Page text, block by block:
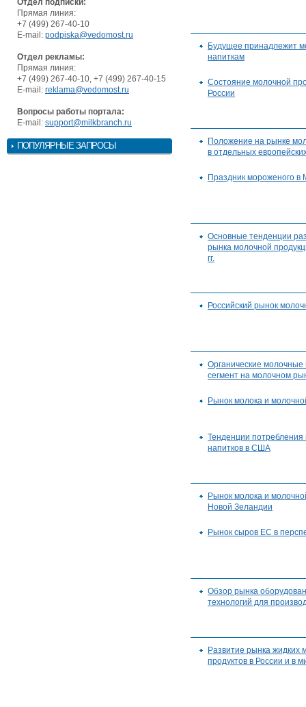
Отдел подписки:
Прямая линия:
+7 (499) 267-40-10
E-mail: podpiska@vedomost.ru
Отдел рекламы:
Прямая линия:
+7 (499) 267-40-10, +7 (499) 267-40-15
E-mail: reklama@vedomost.ru
Вопросы работы портала:
E-mail: support@milkbranch.ru
ПОПУЛЯРНЫЕ ЗАПРОСЫ
Будущее принадлежит
напиткам
Состояние молочной
России
Положение на рынке
в отдельных
Праздник мороженого в
Основные тенденции
рынка молочной
гг.
Российский рынок
Органические
сегмент на молочном
Рынок молока и
Тенденции
напитков в США
Рынок молока и
Новой Зеландии
Рынок сыров ЕС в
Обзор рынка
технологий для
Развитие рынка жидких
продуктов в России и в